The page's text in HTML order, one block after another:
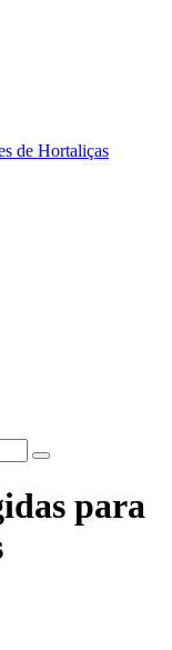
de Hortaliças
para